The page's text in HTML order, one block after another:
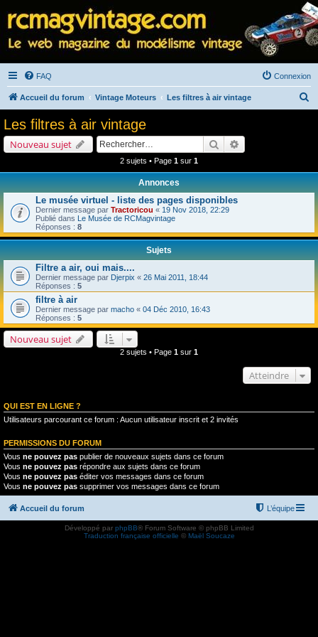
FAQ Connexion
Accueil du forum Vintage Moteurs Les filtres à air vintage
e
Les filtres à air vintage
Nouveau sujet Rechercher
2 sujets • Page 1 sur 1
Annonces
Le musée virtuel - liste des pages disponibles
Dernier message par Tractoricou « 19 Nov 2018, 22:29
Publié dans Le Musée de RCMagvintage
Réponses : 8
Sujets
Filtre a air, oui mais....
Dernier message par Djerpix « 26 Mai 2011, 18:44
Réponses : 5
filtre à air
Dernier message par macho « 04 Déc 2010, 16:43
Réponses : 5
Nouveau sujet
2 sujets • Page 1 sur 1
Atteindre
QUI EST EN LIGNE ?
Utilisateurs parcourant ce forum : Aucun utilisateur inscrit et 2 invités
PERMISSIONS DU FORUM
Vous ne pouvez pas publier de nouveaux sujets dans ce forum
Vous ne pouvez pas répondre aux sujets dans ce forum
Vous ne pouvez pas éditer vos messages dans ce forum
Vous ne pouvez pas supprimer vos messages dans ce forum
Accueil du forum L’équipe
Développé par phpBB® Forum Software © phpBB Limited
Traduction française officielle © Maël Soucaze